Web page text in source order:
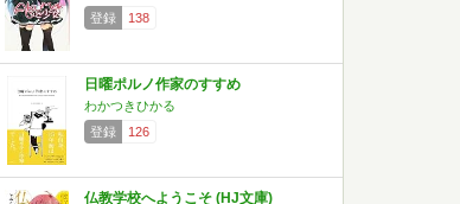
登録
138
日曜ポルノ作家のすすめ
わかつきひかる
登録
126
仏教学校へようこそ (HJ文庫)